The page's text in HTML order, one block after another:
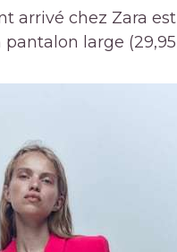
arrivé chez Zara
large